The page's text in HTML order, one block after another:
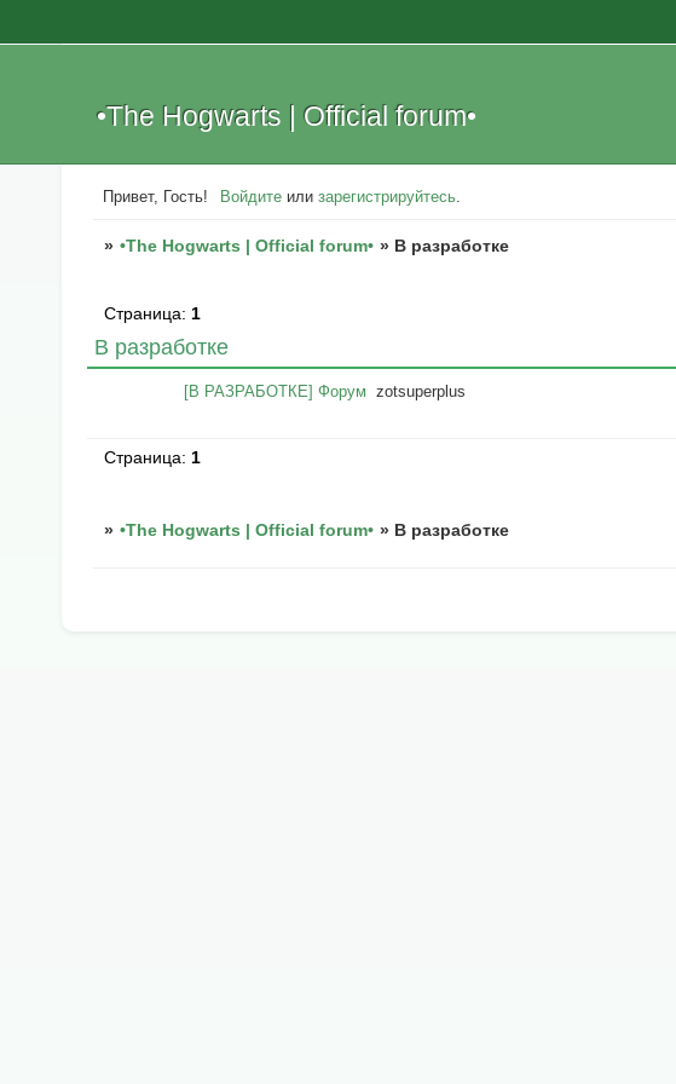
•The Hogwarts | Official forum•
Привет, Гость! Войдите илизарегистрируйтесь.
» •The Hogwarts | Official forum• » В разработке
В разработке
Страница:1
[В РАЗРАБОТКЕ] Форум zotsuperplus
Страница: 1
» •The Hogwarts | Official forum• » В разработке